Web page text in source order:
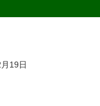
19日